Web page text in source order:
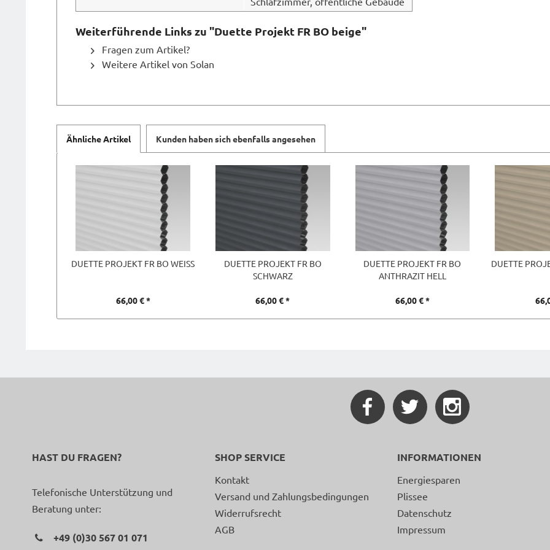
Weiterführende Links zu "Duette Projekt FR BO beige"
Fragen zum Artikel?
Weitere Artikel von Solan
Ähnliche Artikel Kunden haben sich ebenfalls angesehen
DUETTE PROJEKT FR BO WEISS
66,00 € *
DUETTE PROJEKT FR BO
SCHWARZ
66,00 € *
DUETTE PROJEKT FR BO
ANTHRAZIT HELL
66,00 € *
DUETTE
HAST DU FRAGEN?
Telefonische Unterstützung und
Beratung unter:
+49 (0)30 567 01 071
SHOP SERVICE
Kontakt
Versand und Zahlungsbedingungen
Widerrufsrecht
AGB
INFORMATIONEN
Energiesparen
Plissee
Datenschutz
Impressum